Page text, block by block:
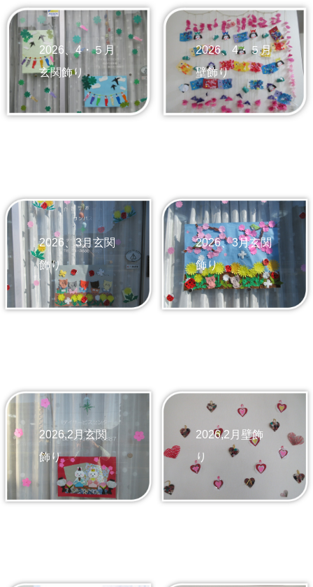
2026、4・５月
玄関飾り
2026、4・５月
壁飾り
2026、3月玄関
飾り
2026、3月玄関
飾り
2026,2月玄関
飾り
2026,2月壁飾
り